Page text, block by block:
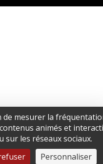
de mesurer la
animés et
sur les réseaux sociaux.
Personnaliser